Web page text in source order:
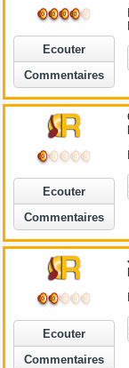
Ecouter
Commentaires
Ecouter
Commentaires
Ecouter
Commentaires